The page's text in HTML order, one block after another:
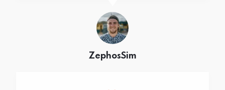
ZephosSim